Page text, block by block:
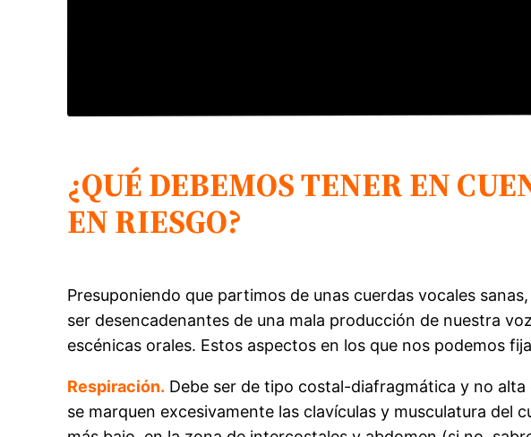
¿QUÉ DEBEMOS TENER EN
EN RIESGO?
Presuponiendo que partimos de unas cuerdas vocales
ser desencadenantes de una mala producción de nuestra
escénicas orales. Estos aspectos en los que nos podemos
Respiración. Debe ser de tipo costal-diafragmática y no
se marquen excesivamente las clavículas y musculatura del